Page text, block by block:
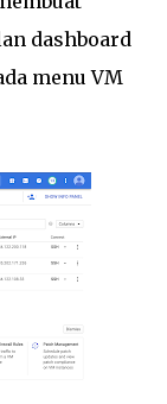
dashboard
menu VM